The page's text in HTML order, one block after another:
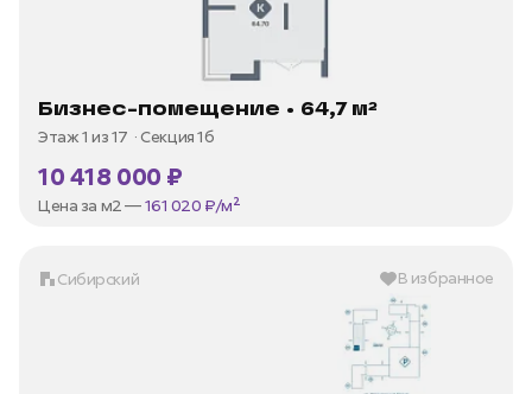
Бизнес-помещение • 64,7 м²
Этаж 1 из 17 Секция 1б
10 418 000 ₽
Цена за м2 —161 020 ₽/м²
Сибирский В избранное